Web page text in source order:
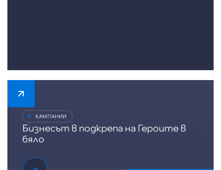
КАМПАНИИ
Бизнесът в подкрепа на Героите в
бяло